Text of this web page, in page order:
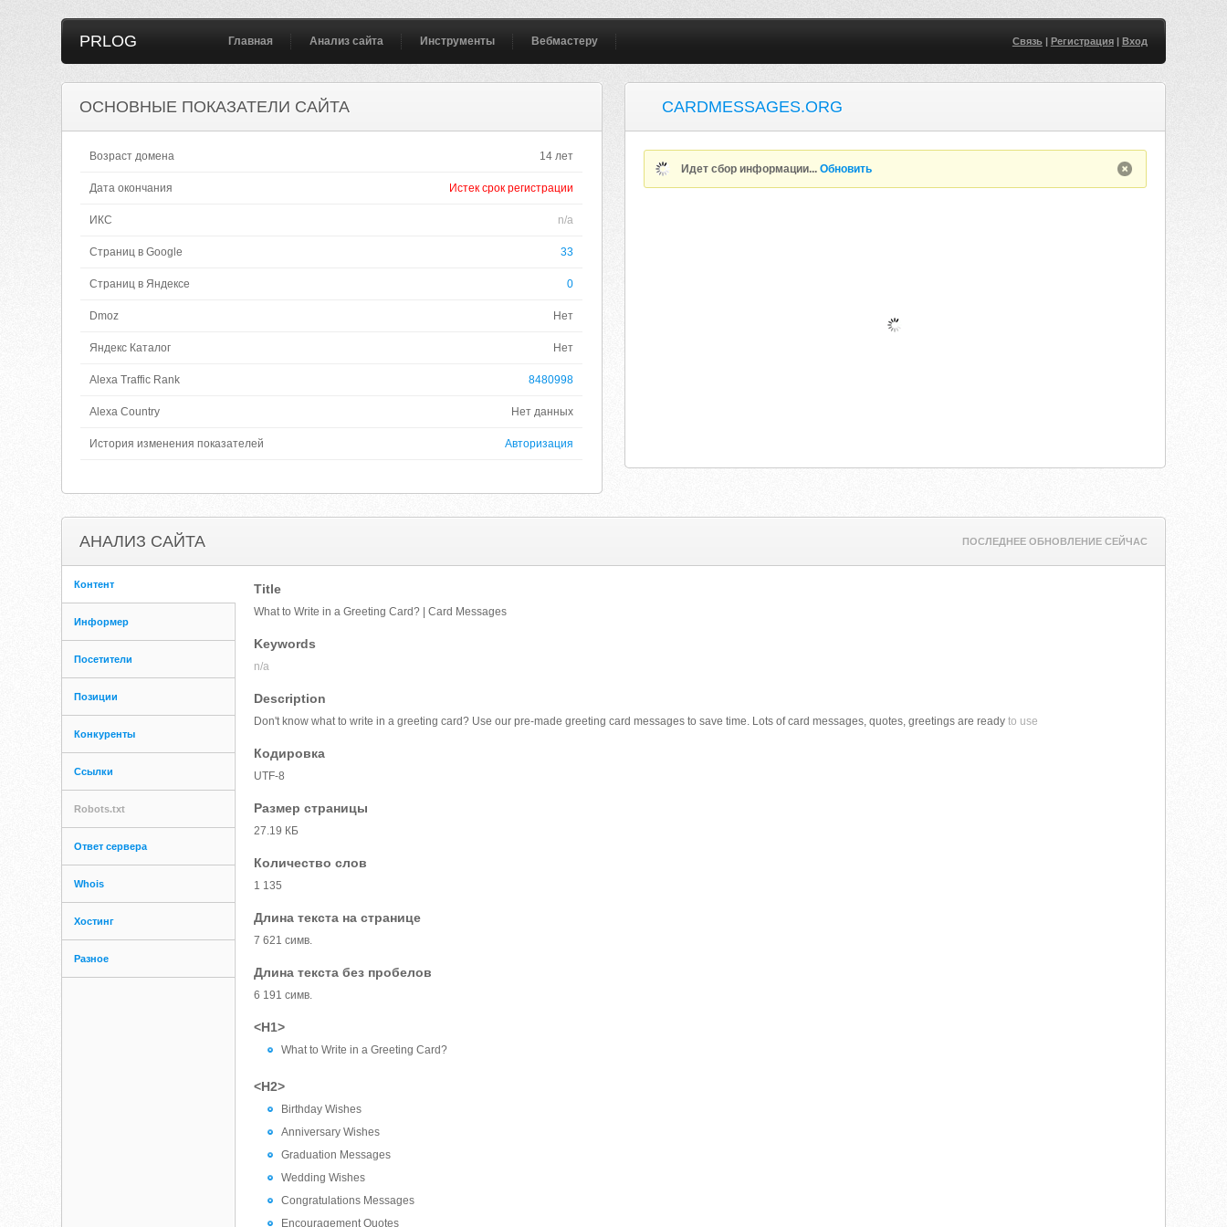
PRLOG Главная Анализ сайта Инструменты Вебмастеру Связь| Регистрация| Вход
ОСНОВНЫЕ ПОКАЗАТЕЛИ САЙТА
Возраст домена 14 лет
Дата окончания Истек срок регистрации
ИКС n/a
Страниц в Google 33
Страниц в Яндексе 0
Dmoz Нет
Яндекс Каталог Нет
Alexa Traffic Rank 8480998
Alexa Country Нет данных
История изменения показателей Авторизация
CARDMESSAGES.ORG
Идет сбор информации...Обновить
АНАЛИЗ САЙТА ПОСЛЕДНЕЕ ОБНОВЛЕНИЕ СЕЙЧАС
Контент
Информер
Посетители
Позиции
Конкуренты
Ссылки
Robots.txt
Ответ сервера
Whois
Хостинг
Разное
Title
What to Write in a Greeting Card? | Card Messages
Keywords
n/a
Description
Don't know what to write in a greeting card? Use our pre-made greeting card messages to save time. Lots of card messages, quotes, greetings are readyto use
Кодировка
UTF-8
Размер страницы
27.19 КБ
Количество слов
1 135
Длина текста на странице
7 621 симв.
Длина текста без пробелов
6 191 симв.
<H1>
What to Write in a Greeting Card?
<H2>
Birthday Wishes
Anniversary Wishes
Graduation Messages
Wedding Wishes
Congratulations Messages
Encouragement Quotes